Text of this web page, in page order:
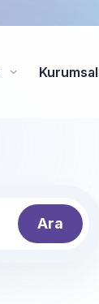
Kurumsal
Ara